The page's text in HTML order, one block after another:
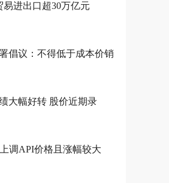
进出口超30万亿元
倡议：不得低于成本价销
大幅好转 股价近期录
调API价格且涨幅较大